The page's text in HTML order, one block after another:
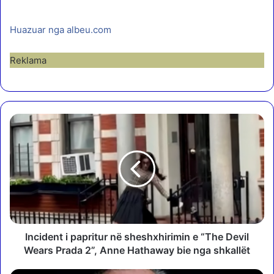
Huazuar nga albeu.com
Reklama
I
n
c
d
e
n
t
i
Incident i papritur në sheshxhirimin e “The Devil
Wears Prada 2”, Anne Hathaway bie nga shkallët